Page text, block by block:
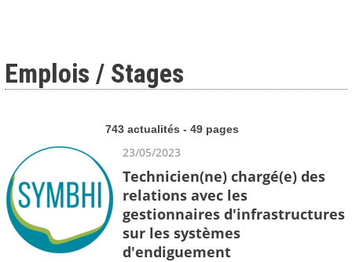
Emplois / Stages
743 actualités - 49 pages
23/05/2023
Technicien(ne) chargé(e) des
relations avec les
gestionnaires d'infrastructures
sur les systèmes
d'endiguement